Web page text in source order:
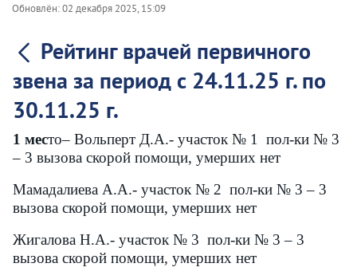
Обновлён:02 декабря 2025, 15:09
Рейтинг врачей первичного
звена за период с 24.11.25 г. по
30.11.25 г.
1 место– Вольперт Д.А.- участок № 1 пол-ки № 3
– 3 вызова скорой помощи, умерших нет
Мамадалиева А.А.- участок № 2 пол-ки № 3 – 3
вызова скорой помощи, умерших нет
Жигалова Н.А.- участок № 3 пол-ки № 3 – 3
вызова скорой помощи, умерших нет